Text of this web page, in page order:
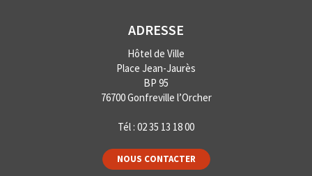
ADRESSE
Hôtel de Ville
Place Jean-Jaurès
BP 95
76700 Gonfreville l’Orcher
Tél : 02 35 13 18 00
NOUS CONTACTER